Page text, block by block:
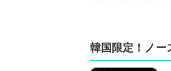
韓国限定！ノ